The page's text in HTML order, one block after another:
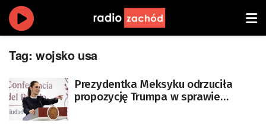
Tag: wojsko usa
Prezydentka Meksyku odrzuciła
propozycję Trumpa w sprawie